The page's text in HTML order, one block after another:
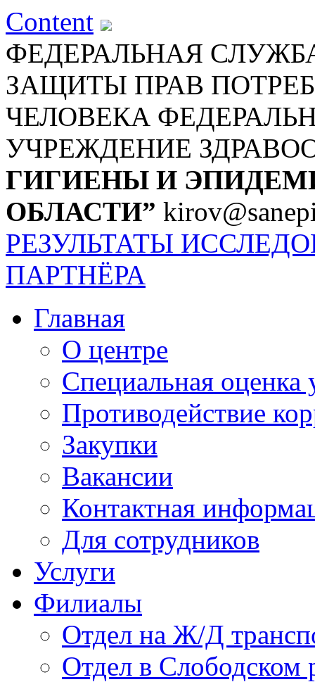
Content
ФЕДЕРАЛЬНАЯ
ЗАЩИТЫ ПРАВ
ЧЕЛОВЕКА
УЧРЕЖДЕНИЕ
ГИГИЕНЫ И
ОБЛАСТИ”
РЕЗУЛЬТАТЫ
ПАРТНЁРА
Главная
О центре
Специальная оценка
Противодействие
Закупки
Вакансии
Контактная
Для сотрудников
Услуги
Филиалы
Отдел на Ж/Д
Отдел в Слободском